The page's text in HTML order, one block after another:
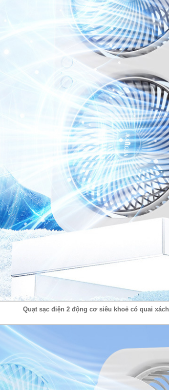
Quạt sạc điện 2 động cơ siêu khoẻ có quai xách